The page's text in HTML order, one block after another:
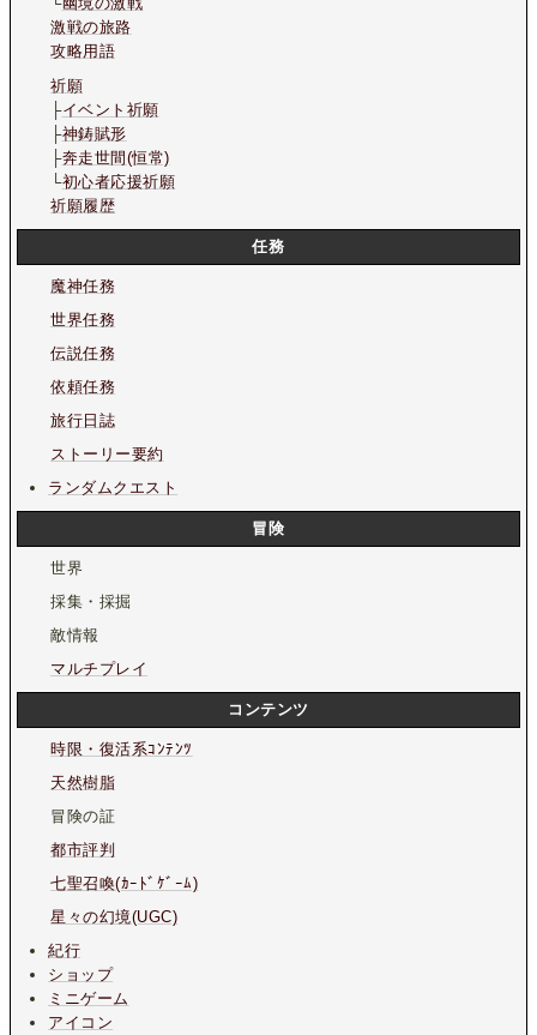
激戦の旅路
攻略用語
祈願
├イベント祈願
├神鋳賦形
├奔走世間(恒常)
└初心者応援祈願
祈願履歴
任務
魔神任務
世界任務
伝説任務
依頼任務
旅行日誌
ストーリー要約
ランダムクエスト
冒険
世界
採集・採掘
敵情報
マルチプレイ
コンテンツ
時限・復活系ｺﾝﾃﾝﾂ
天然樹脂
冒険の証
都市評判
七聖召喚(ｶｰﾄﾞｹﾞｰﾑ)
星々の幻境(UGC)
紀行
ショップ
ミニゲーム
アイコン